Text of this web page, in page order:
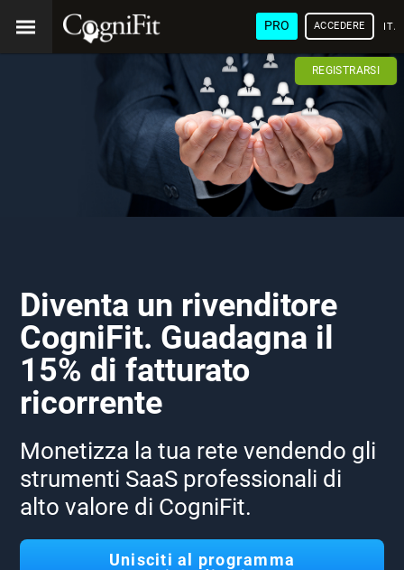
PRO ACCEDERE
REGISTRARSI
Diventa un rivenditore
CogniFit. Guadagna il
15% di fatturato
ricorrente
Monetizza la tua rete vendendo gli
strumenti SaaS professionali di
alto valore di CogniFit.
Unisciti al programma